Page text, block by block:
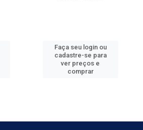
Faça seu login ou
cadastre-se para
ver preços e
comprar